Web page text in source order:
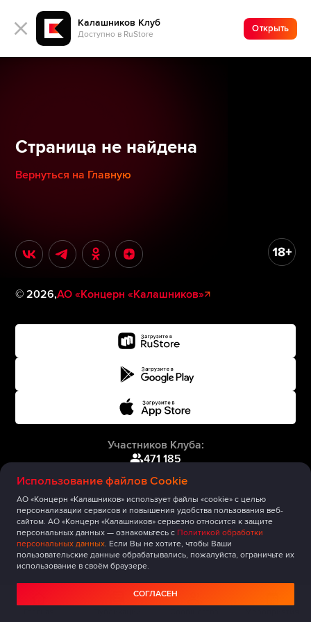
Калашников Клуб
Доступно в RuStore
Открыть
Использование файлов Cookie
АО «Концерн «Калашников» использует файлы «cookie» с целью
персонализации сервисов и повышения удобства пользования веб-
сайтом. АО «Концерн «Калашников» серьезно относится к защите
персональных данных — ознакомьтесь с Политикой обработки
персональных данных. Если Вы не хотите, чтобы Ваши
пользовательские данные обрабатывались, пожалуйста, ограничьте их
использование в своём браузере.
СОГЛАСЕН
Страница не найдена
Вернуться на Главную
©2026,АО «Концерн «Калашников»
Участников Клуба:
471 185